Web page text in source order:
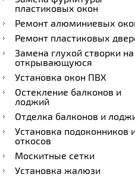
пластиковых окон
Ремонт алюминиевых
Ремонт пластиковых
Замена глухой створки на
открывающуюся
Установка окон ПВХ
Остекление балконов и
лоджий
Отделка балконов и
Установка подоконников
откосов
Москитные сетки
Установка жалюзи